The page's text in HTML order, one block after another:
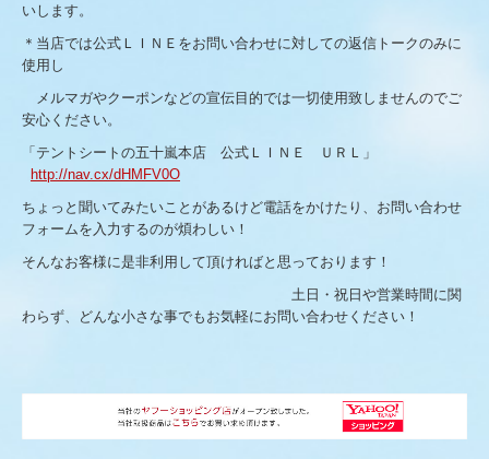
雪囲いテント
固定式パイプテント
シャッター・シートシャッター
暗幕・緞帳
その他の商品
お客様のこえ
いします。
＊当店では公式ＬＩＮＥをお問い合わせに対しての返信トークのみに
使用し
メルマガやクーポンなどの宣伝目的では一切使用致しませんのでご
安心ください。
「テントシートの五十嵐本店 公式ＬＩＮＥ ＵＲＬ」
http://nav.cx/dHMFV0O
ちょっと聞いてみたいことがあるけど電話をかけたり、お問い合わせ
フォームを入力するのが煩わしい！
そんなお客様に是非利用して頂ければと思っております！
土日・祝日や営業時間に関
わらず、どんな小さな事でもお気軽にお問い合わせください！